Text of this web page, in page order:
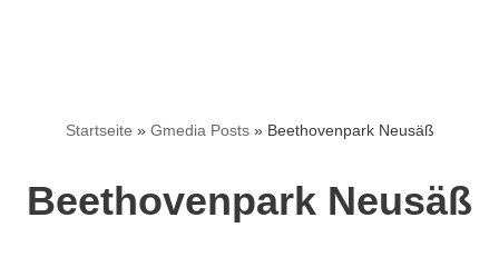
Startseite » Gmedia Posts» Beethovenpark Neusäß
Beethovenpark Neusäß